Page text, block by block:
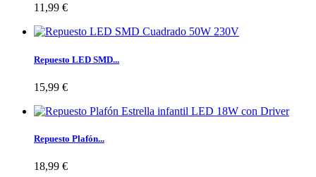
11,99 €
Repuesto LED SMD...
15,99 €
Repuesto Plafón...
18,99 €